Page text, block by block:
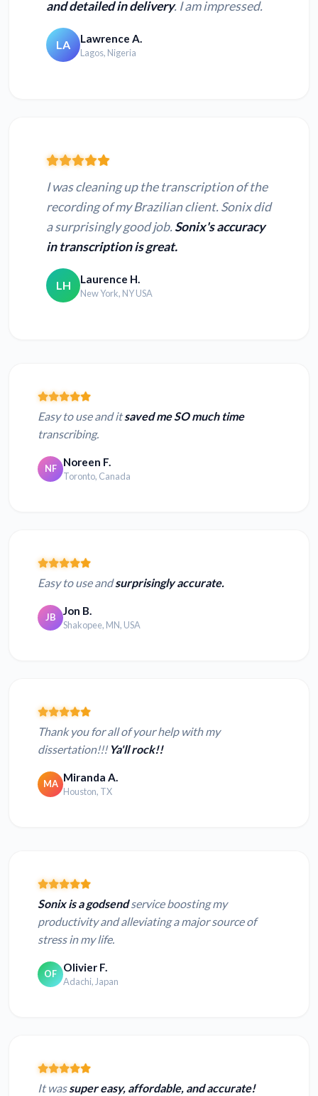
and detailed in delivery. I am impressed.
LA Lawrence A.
Lagos, Nigeria
I was cleaning up the transcription of the
recording of my Brazilian client. Sonix did
a surprisingly good job. Sonix's accuracy
in transcription is great.
LH Laurence H.
New York, NY USA
Easy to use and itsaved me SO much time
transcribing.
NF Noreen F.
Toronto, Canada
Easy to use andsurprisingly accurate.
JB Jon B.
Shakopee, MN, USA
Thank you for all of your help with my
dissertation!!! Ya'll rock!!
MA Miranda A.
Houston, TX
Sonix is a godsendservice boosting my
productivity and alleviating a major source of
stress in my life.
OF Olivier F.
Adachi, Japan
It wassuper easy, affordable, and accurate!